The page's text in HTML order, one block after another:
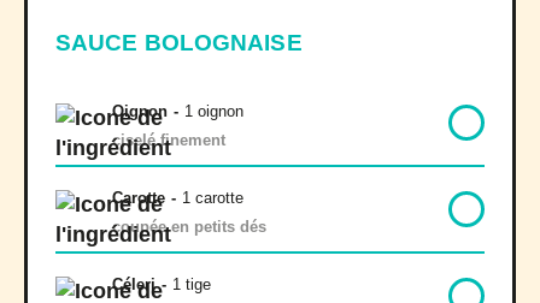
SAUCE BOLOGNAISE
Oignon - 1 oignon
ciselé finement
Carotte - 1 carotte
coupée en petits dés
Céleri - 1 tige